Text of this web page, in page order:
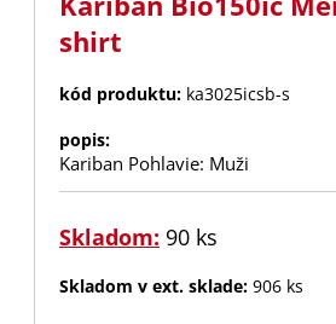
shirt
kód produktu: ka3025icsb-s
popis:
Kariban Pohlavie: Muži
Skladom: 90 ks
Skladom v ext. sklade: 906 ks